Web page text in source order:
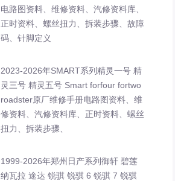
电路图资料、维修资料、汽修资料库、
正时资料、螺丝扭力、拆装步骤、故障
码、针脚定义
2023-2026年SMART系列精灵一号 精
灵三号 精灵五号 Smart forfour fortwo
roadster原厂维修手册电路图资料、维
修资料、汽修资料库、正时资料、螺丝
扭力、拆装步骤、
1999-2026年郑州日产系列御轩 碧莲
纳瓦拉 途达 锐骐 锐骐 6 锐骐 7 锐骐